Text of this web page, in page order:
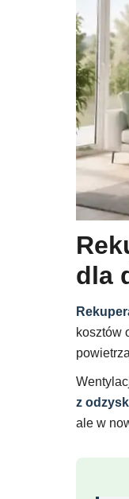
dla
kosztów
z
ale w